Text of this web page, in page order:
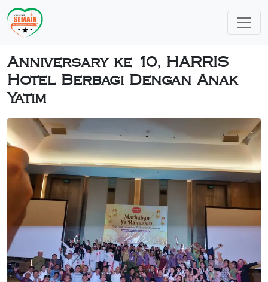
Anniversary ke 10, HARRIS
Hotel Berbagi Dengan Anak
Yatim